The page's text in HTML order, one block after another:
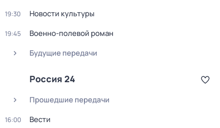
19:30 Новости культуры
19:45
Военно-полевой роман
Будущие передачи
Россия 24
Прошедшие передачи
16:00 Вести